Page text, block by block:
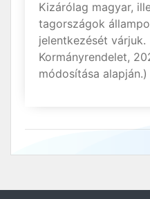
Kizárólag magyar,
tagországok
jelentkezését várjuk.
Kormányrendelet,
módosítása alapján.)